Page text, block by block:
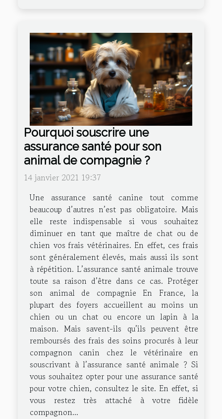
Pourquoi souscrire une
assurance santé pour son
animal de compagnie ?
14 janvier 2021 19:37
Une assurance santé canine tout comme
beaucoup d’autres n’est pas obligatoire. Mais
elle reste indispensable si vous souhaitez
diminuer en tant que maître de chat ou de
chien vos frais vétérinaires. En effet, ces frais
sont généralement élevés, mais aussi ils sont
à répétition. L’assurance santé animale trouve
toute sa raison d’être dans ce cas. Protéger
son animal de compagnie En France, la
plupart des foyers accueillent au moins un
chien ou un chat ou encore un lapin à la
maison. Mais savent-ils qu’ils peuvent être
remboursés des frais des soins procurés à leur
compagnon canin chez le vétérinaire en
souscrivant à l’assurance santé animale ? Si
vous souhaitez opter pour une assurance santé
pour votre chien, consultez le site. En effet, si
vous restez très attaché à votre fidèle
compagnon...